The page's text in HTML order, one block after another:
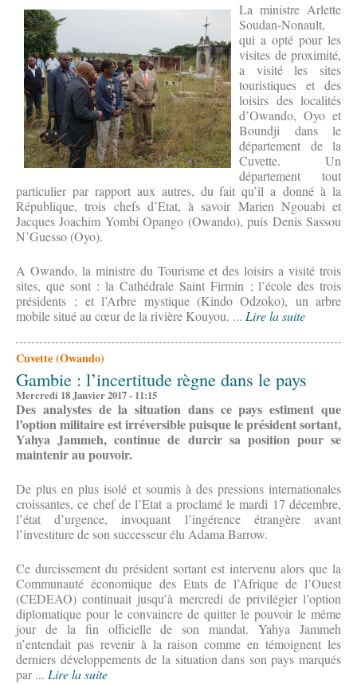
La ministre Arlette
Soudan-Nonault,
qui a opté pour les
visites de proximité,
a visité les sites
touristiques et des
loisirs des localités
d’Owando, Oyo et
Boundji dans le
département de la
Cuvette. Un
département tout
particulier par rapport aux autres, du fait qu’il a donné à la
République, trois chefs d’Etat, à savoir Marien Ngouabi et
Jacques Joachim Yombi Opango (Owando), puis Denis Sassou
N’Guesso (Oyo).
A Owando, la ministre du Tourisme et des loisirs a visité trois
sites, que sont : la Cathédrale Saint Firmin ; l’école des trois
présidents ; et l’Arbre mystique (Kindo Odzoko), un arbre
mobile situé au cœur de la rivière Kouyou. ... Lire la suite
Cuvette (Owando)
Gambie : l’incertitude règne dans le pays
Mercredi 18 Janvier 2017 - 11:15
Des analystes de la situation dans ce pays estiment que
l’option militaire est irréversible puisque le président sortant,
Yahya Jammeh, continue de durcir sa position pour se
maintenir au pouvoir.
De plus en plus isolé et soumis à des pressions internationales
croissantes, ce chef de l’Etat a proclamé le mardi 17 décembre,
l’état d’urgence, invoquant l’ingérence étrangère avant
l’investiture de son successeur élu Adama Barrow.
Ce durcissement du président sortant est intervenu alors que la
Communauté économique des Etats de l’Afrique de l’Ouest
(CEDEAO) continuait jusqu’à mercredi de privilégier l’option
diplomatique pour le convaincre de quitter le pouvoir le même
jour de la fin officielle de son mandat. Yahya Jammeh
n’entendait pas revenir à la raison comme en témoignent les
derniers développements de la situation dans son pays marqués
par ... Lire la suite